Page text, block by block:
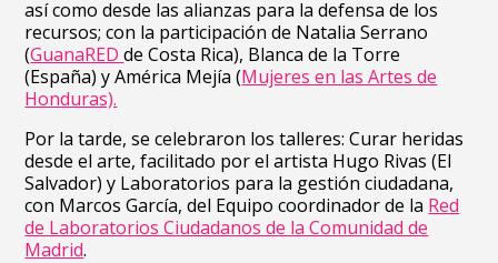
así como desde las alianzas para la defensa de los
recursos; con la participación de Natalia Serrano
(GuanaREDde Costa Rica), Blanca de la Torre
(España) y América Mejía (Mujeres en las Artes de
Honduras).
Por la tarde, se celebraron los talleres: Curar heridas
desde el arte, facilitado por el artista Hugo Rivas (El
Salvador) y Laboratorios para la gestión ciudadana,
con Marcos García, del Equipo coordinador de la Red
de Laboratorios Ciudadanos de la Comunidad de
Madrid.